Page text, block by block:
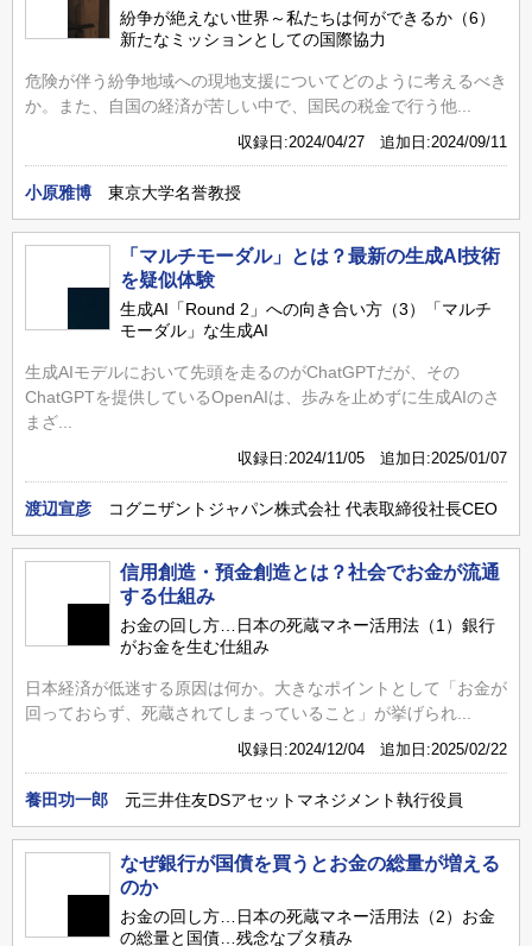
紛争が絶えない世界～私たちは何ができるか（6）
新たなミッションとしての国際協力
危険が伴う紛争地域への現地支援についてどのように考えるべき
か。また、自国の経済が苦しい中で、国民の税金で行う他...
収録日:2024/04/27 追加日:2024/09/11
小原雅博 東京大学名誉教授
「マルチモーダル」とは？最新の生成AI技術
を疑似体験
生成AI「Round 2」への向き合い方（3）「マルチ
モーダル」な生成AI
生成AIモデルにおいて先頭を走るのがChatGPTだが、その
ChatGPTを提供しているOpenAIは、歩みを止めずに生成AIのさ
まざ...
収録日:2024/11/05 追加日:2025/01/07
渡辺宣彦 コグニザントジャパン株式会社 代表取締役社長CEO
信用創造・預金創造とは？社会でお金が流通
する仕組み
お金の回し方…日本の死蔵マネー活用法（1）銀行
がお金を生む仕組み
日本経済が低迷する原因は何か。大きなポイントとして「お金が
回っておらず、死蔵されてしまっていること」が挙げられ...
収録日:2024/12/04 追加日:2025/02/22
養田功一郎 元三井住友DSアセットマネジメント執行役員
なぜ銀行が国債を買うとお金の総量が増える
のか
お金の回し方…日本の死蔵マネー活用法（2）お金
の総量と国債…残念なブタ積み